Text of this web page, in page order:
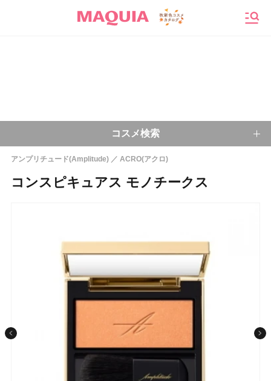
コスメ検索
条件から探す
アンプリチュード(Amplitude) ACRO(アクロ)
コンスピキュアス モノチークス